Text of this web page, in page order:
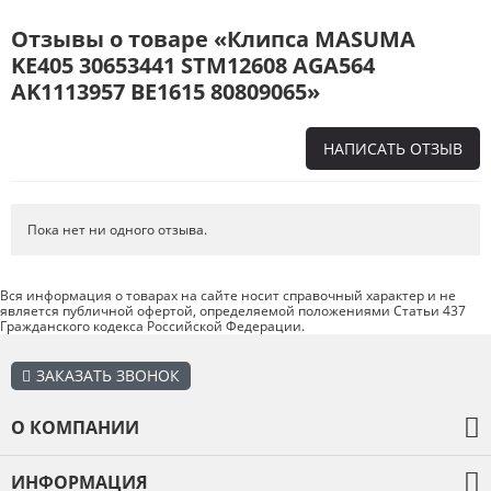
Отзывы о товаре «Клипса MASUMA
KE405 30653441 STM12608 AGA564
AK1113957 BE1615 80809065»
НАПИСАТЬ ОТЗЫВ
не ошиблись в своем выборе.
Доставка. Как был упакован товар? Доставили ли его вам в
оговоренный срок?
Товар . Качественный? Какие его плюсы и минусы?
Пока нет ни одного отзыва.
Вся информация о товарах на сайте носит справочный характер и не
является публичной офертой, определяемой положениями Статьи 437
Гражданского кодекса Российской Федерации.
ЗАКАЗАТЬ ЗВОНОК
О КОМПАНИИ
ИНФОРМАЦИЯ